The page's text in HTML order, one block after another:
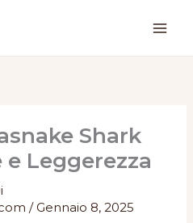
Shark
e Leggerezza
/Gennaio 8, 2025